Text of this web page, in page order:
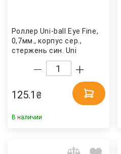
Роллер Uni-ball Eye Fine,
0,7мм., корпус сер.,
стержень син. Uni
125.1 ₴
В наличии